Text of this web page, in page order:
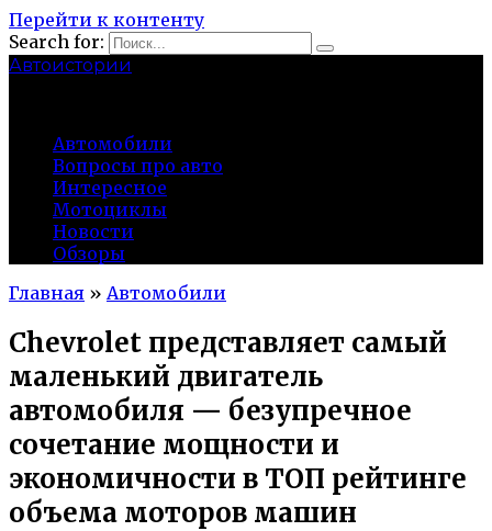
Перейти к контенту
Search for:
Автоистории
Автомобили
Вопросы про авто
Интересное
Мотоциклы
Новости
Обзоры
Главная » Автомобили
Chevrolet представляет самый
маленький двигатель
автомобиля — безупречное
сочетание мощности и
экономичности в ТОП рейтинге
объема моторов машин